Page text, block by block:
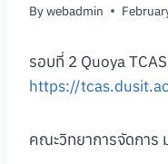
Bywebadmin
รอบที่ 2 Quoya
https://
คณะวิทยาการจัดการ